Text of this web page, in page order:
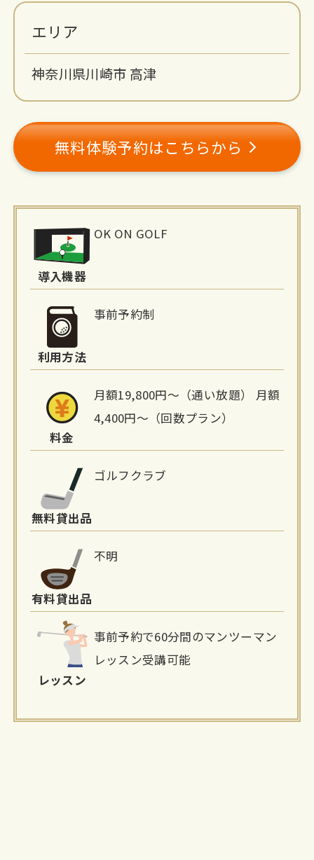
エリア
神奈川県川崎市 高津
無料体験予約はこちらから
報
導入機器
OK ON GOLF
利用方法
事前予約制
料金
月額19,800円〜（通い放題） 月額
4,400円〜（回数プラン）
無料貸出品
ゴルフクラブ
有料貸出品
不明
レッスン
事前予約で60分間のマンツーマン
レッスン受講可能